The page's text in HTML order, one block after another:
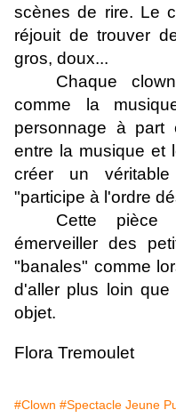
scènes de rire. Le
réjouit de trouver
gros, doux...
Chaque
comme la
personnage à part
entre la musique et
créer un
"participe à l'ordre
Cette pièce
émerveiller des
"banales" comme
d'aller plus loin que
objet.
Flora Tremoulet
#Clown #Spectacle Jeune